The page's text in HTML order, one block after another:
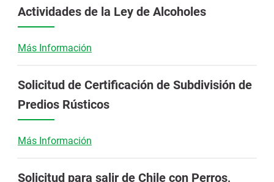
Actividades de la Ley de Alcoholes
Más Información
Solicitud de Certificación de Subdivisión de
Predios Rústicos
Más Información
Solicitud para salir de Chile con Perros,